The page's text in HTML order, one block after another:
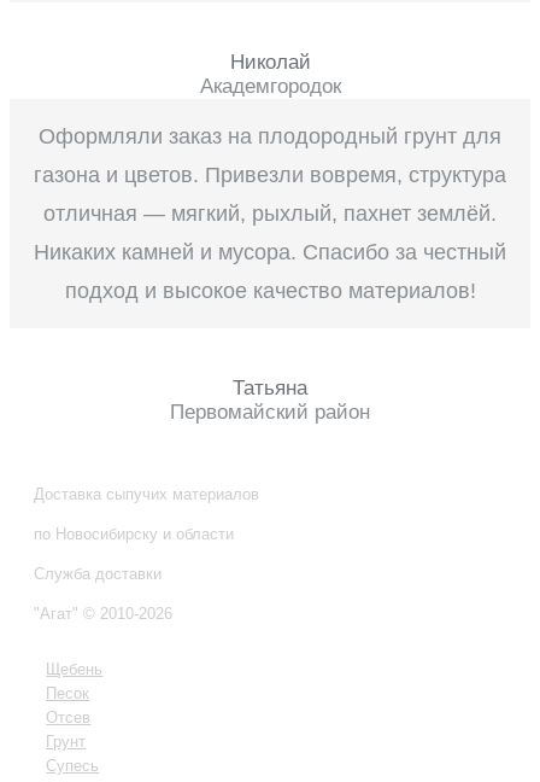
Николай
Академгородок
Оформляли заказ на плодородный грунт для
газона и цветов. Привезли вовремя, структура
отличная — мягкий, рыхлый, пахнет землёй.
Никаких камней и мусора. Спасибо за честный
подход и высокое качество материалов!
Татьяна
Первомайский район
Доставка сыпучих материалов
по Новосибирску и области
Служба доставки
"Агат" © 2010-2026
Щебень
Песок
Отсев
Грунт
Супесь